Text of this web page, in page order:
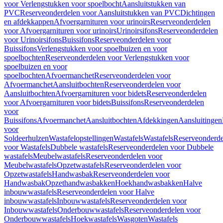
voor Verlengstukken voor spoelbochtAansluitstukken van
PVCReserveonderdelen voor Aansluitstukken van PVCDichtingen
en afdekkappenAfvoergarnituren voor urinoirsReserveonderdelen
voor Afvoergarnituren voor urinoirsUrinoirsifonsReserveonderdelen
voor UrinoirsifonsBuissifonsReserveonderdelen voor
BuissifonsVerlengstukken voor spoelbuizen en voor
spoelbochtenReserveonderdelen voor Verlengstukken voor
spoelbuizen en voor
spoelbochtenAfvoermanchetReserveonderdelen voor
AfvoermanchetAansluitbochtenReserveonderdelen voor
AansluitbochtenAfvoergarnituren voor bidetsReserveonderdelen
voor Afvoergarnituren voor bidetsBuissifonsReserveonderdelen
voor
BuissifonsAfvoermanchetAansluitbochtenAfdekkingenAansluitingen
voor
SoldeerhulzenWastafelopstellingenWastafelsWastafels
voor WastafelsDubbele wastafelsReserveonderdelen voor Dubbele
wastafelsMeubelwastafelsReserveonderdelen voor
MeubelwastafelsOpzetwastafelsReserveonderdelen voor
OpzetwastafelsHandwasbakReserveonderdelen voor
HandwasbakOpzethandwasbakkenHoekhandwasbakkenHalve
inbouwwastafelsReserveonderdelen voor Halve
inbouwwastafelsInbouwwastafelsReserveonderdelen voor
InbouwwastafelsOnderbouwwastafelsReserveonderdelen voor
OnderbouwwastafelsHoekwastafelsWasgotenWastafels